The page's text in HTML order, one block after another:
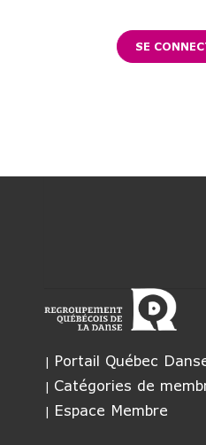
Portail Québec
Catégories de
Espace Membre